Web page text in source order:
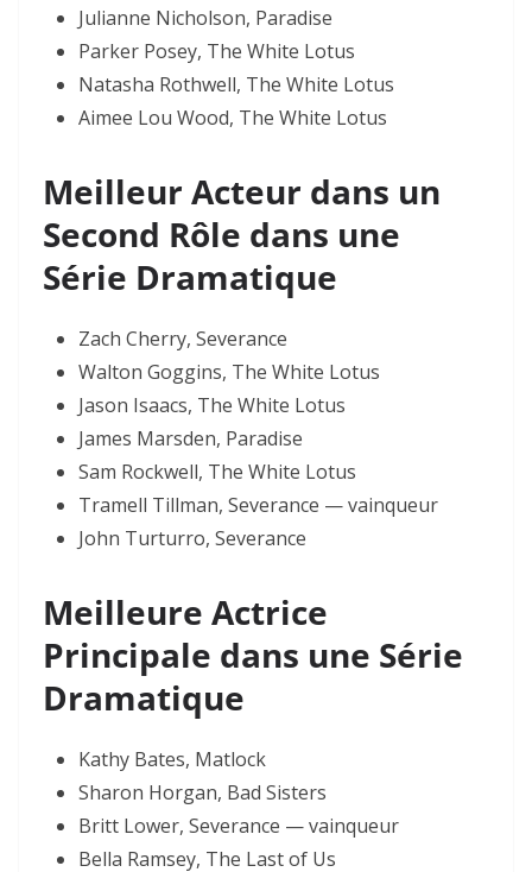
Julianne Nicholson, Paradise
Parker Posey, The White Lotus
Natasha Rothwell, The White Lotus
Aimee Lou Wood, The White Lotus
Meilleur Acteur dans un
Second Rôle dans une
Série Dramatique
Zach Cherry, Severance
Walton Goggins, The White Lotus
Jason Isaacs, The White Lotus
James Marsden, Paradise
Sam Rockwell, The White Lotus
Tramell Tillman, Severance — vainqueur
John Turturro, Severance
Meilleure Actrice
Principale dans une Série
Dramatique
Kathy Bates, Matlock
Sharon Horgan, Bad Sisters
Britt Lower, Severance — vainqueur
Bella Ramsey, The Last of Us